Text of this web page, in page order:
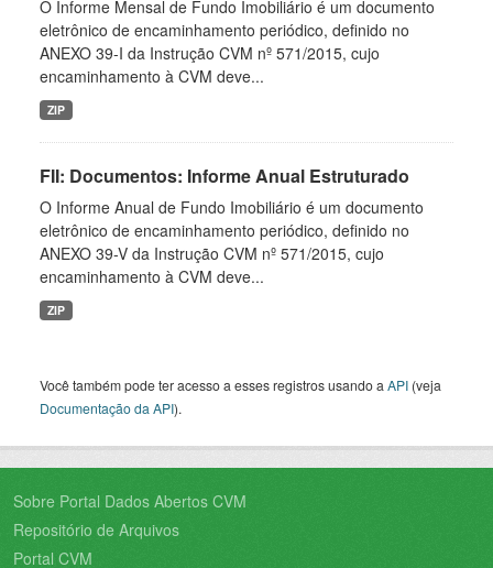
O Informe Mensal de Fundo Imobiliário é um documento
eletrônico de encaminhamento periódico, definido no
ANEXO 39-I da Instrução CVM nº 571/2015, cujo
encaminhamento à CVM deve...
ZIP
FII: Documentos: Informe Anual Estruturado
O Informe Anual de Fundo Imobiliário é um documento
eletrônico de encaminhamento periódico, definido no
ANEXO 39-V da Instrução CVM nº 571/2015, cujo
encaminhamento à CVM deve...
ZIP
Você também pode ter acesso a esses registros usando a API (veja
Documentação da API).
Sobre Portal Dados Abertos CVM
Repositório de Arquivos
Portal CVM